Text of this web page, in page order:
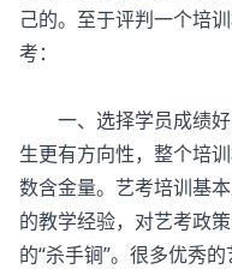
己的。至于评判一个培
考：
一、选择学员成绩好
生更有方向性，整个培
数含金量。艺考培训基
的教学经验，对艺考政
的“杀手锏”。很多优秀